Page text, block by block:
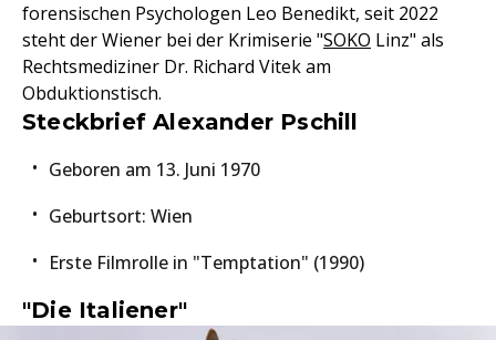
forensischen Psychologen Leo Benedikt, seit 2022
steht der Wiener bei der Krimiserie "SOKO Linz" als
Rechtsmediziner Dr. Richard Vitek am
Obduktionstisch.
Steckbrief Alexander Pschill
Geboren am 13. Juni 1970
Geburtsort: Wien
Erste Filmrolle in "Temptation" (1990)
"Die Italiener"